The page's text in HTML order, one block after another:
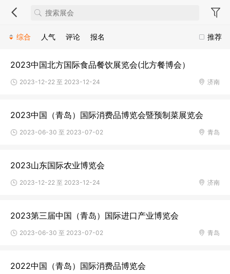
推荐
综合 人气 评论 报名
2023中国北方国际食品餐饮展览会(北方餐博会）
济南
2023-12-22 至 2023-12-24
2023中国（青岛）国际消费品博览会暨预制菜展览会
青岛
2023-06-30 至 2023-07-02
2023山东国际农业博览会
济南
2023-12-22 至 2023-12-24
2023第三届中国（青岛）国际进口产业博览会
青岛
2023-06-30 至 2023-07-02
2022中国（青岛）国际消费品博览会